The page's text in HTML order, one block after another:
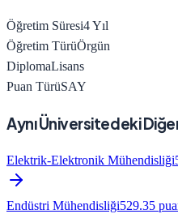
Öğretim Süresi4Yıl
Öğretim TürüÖrgün
DiplomaLisans
Puan TürüSAY
Aynı Üniversitedeki
Elektrik-Elektronik Mühendisliği
Endüstri Mühendisliği529.35